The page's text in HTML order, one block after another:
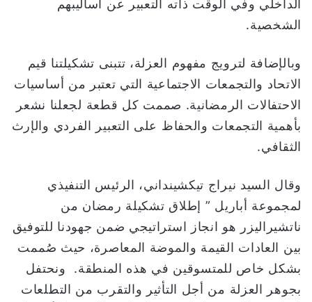
الداخلي وفي الوقت ذاته التعبير عن أساليبهم
الشخصية.
وبالإضافة لترويج مفهوم العزلة، تتبنى تشكيلتنا قيم
الاتحاد والتجمعات الاجتماعية التي تعتبر من أساسيات
الاحتفالات الرمضانية. صممت كل قطعة لجعلنا نشعر
بأهمية التجمعات والحفاظ على التعبير الفردي والإرث
الثقافي.
وقال السيد نيراج تيكشينداني، الرئيس التنفيذي
لمجموعة أباريل ” إطلاق تشكيلة رمضان من
ناتشيراليزر هو انجاز استراتيجي ضمن جهودنا للتوفيق
بين العادات القيمة والموضة المعاصرة، حيث صُممت
بشكل خاص للمتسوقين في هذه المنطقة. ونحتفل
بجوهر العزلة من أجل التأثير والتقرب من التطلعات